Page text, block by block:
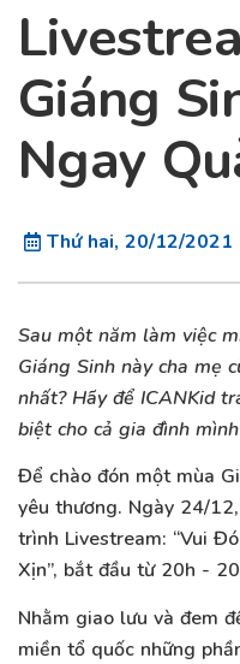
Giáng
Ngay
Thứ hai, 20/12/2021
Sau một năm làm việc
Giáng Sinh này cha mẹ
nhất? Hãy để ICANKid
biệt cho cả gia đình
Để chào đón một mùa
yêu thương. Ngày 24/
trình Livestream: “Vui
Xịn”, bắt đầu từ 20h -
Nhằm giao lưu và đem
miền tổ quốc những